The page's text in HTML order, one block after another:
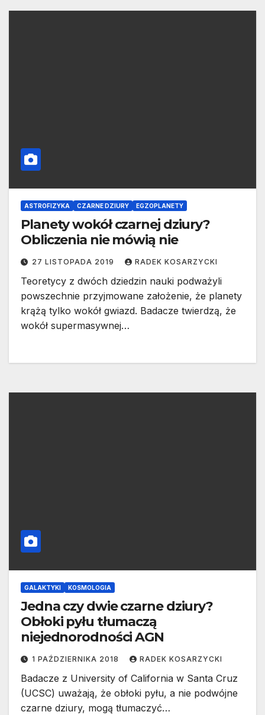
ASTROFIZYKA CZARNE DZIURY EGZOPLANETY
Planety wokół czarnej dziury?
Obliczenia nie mówią nie
27 LISTOPADA 2019 RADEK KOSARZYCKI
Teoretycy z dwóch dziedzin nauki podważyli
powszechnie przyjmowane założenie, że planety
krążą tylko wokół gwiazd. Badacze twierdzą, że
wokół supermasywnej…
GALAKTYKI KOSMOLOGIA
Jedna czy dwie czarne dziury?
Obłoki pyłu tłumaczą
niejednorodności AGN
1 PAŹDZIERNIKA 2018 RADEK KOSARZYCKI
Badacze z University of California w Santa Cruz
(UCSC) uważają, że obłoki pyłu, a nie podwójne
czarne dziury, mogą tłumaczyć…